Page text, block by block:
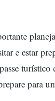
e estar
turístico
para